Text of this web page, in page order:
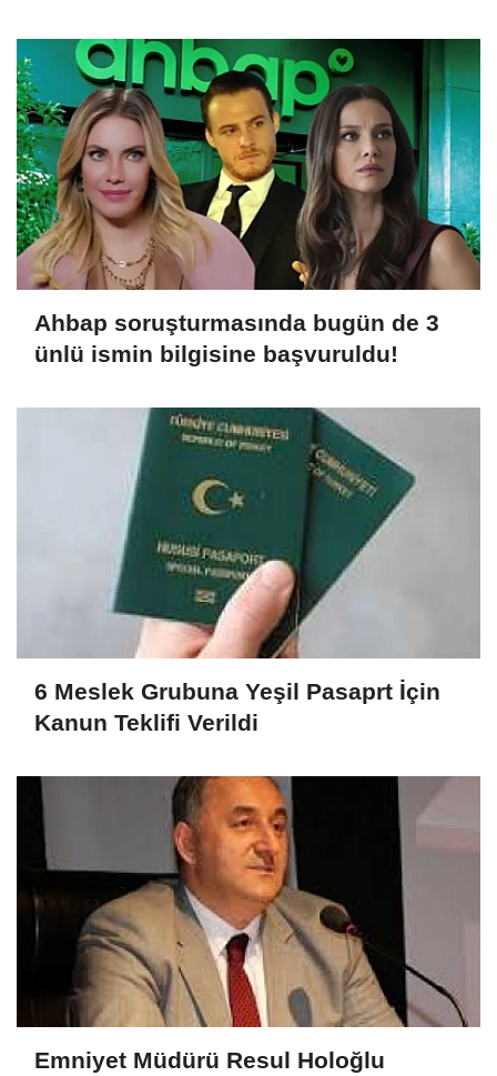
Ahbap soruşturmasında bugün de 3
ünlü ismin bilgisine başvuruldu!
6 Meslek Grubuna Yeşil Pasaprt İçin
Kanun Teklifi Verildi
Emniyet Müdürü Resul Holoğlu